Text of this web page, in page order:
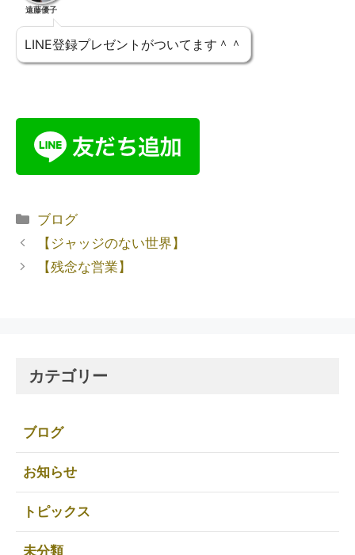
遠藤優子
LINE登録プレゼントがついてます＾＾
ブログ
【ジャッジのない世界】
【残念な営業】
カテゴリー
ブログ
お知らせ
トピックス
未分類